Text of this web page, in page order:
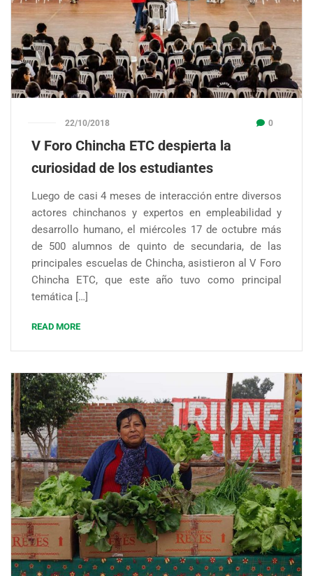
22/10/2018 0
V Foro Chincha ETC despierta la
curiosidad de los estudiantes
Luego de casi 4 meses de interacción entre diversos
actores chinchanos y expertos en empleabilidad y
desarrollo humano, el miércoles 17 de octubre más
de 500 alumnos de quinto de secundaria, de las
principales escuelas de Chincha, asistieron al V Foro
Chincha ETC, que este año tuvo como principal
temática […]
READ MORE